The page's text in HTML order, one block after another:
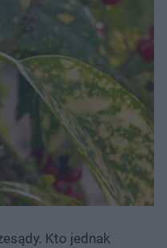
Kto jednak